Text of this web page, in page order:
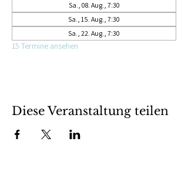
Sa., 08. Aug., 7:30
Sa., 15. Aug., 7:30
Sa., 22. Aug., 7:30
15 Termine ansehen
Diese Veranstaltung teilen